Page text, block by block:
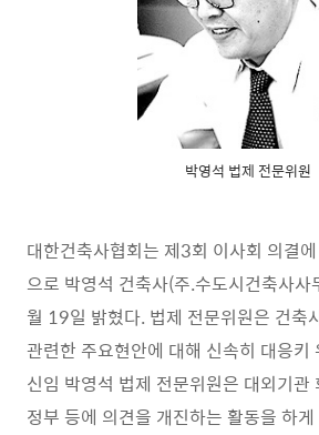
박영석 법제 전문위원
대한건축사협회는 제3회 이사회 의결
으로 박영석 건축사(주.수도시건축사사
월 19일 밝혔다. 법제 전문위원은 건축
관련한 주요현안에 대해 신속히 대응키
신임 박영석 법제 전문위원은 대외기관
정부 등에 의견을 개진하는 활동을 하